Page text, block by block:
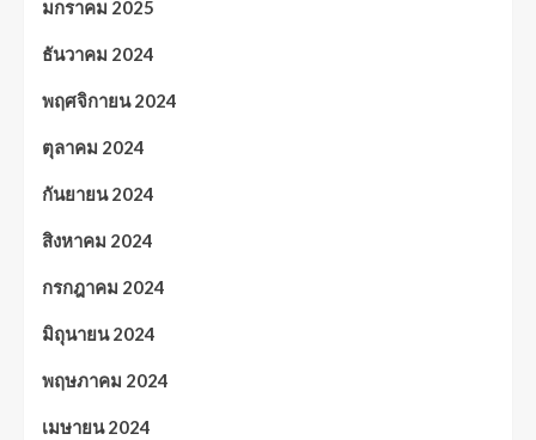
มกราคม 2025
ธันวาคม 2024
พฤศจิกายน 2024
ตุลาคม 2024
กันยายน 2024
สิงหาคม 2024
กรกฎาคม 2024
มิถุนายน 2024
พฤษภาคม 2024
เมษายน 2024